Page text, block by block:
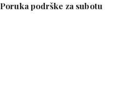
Poruka podrške za subotu